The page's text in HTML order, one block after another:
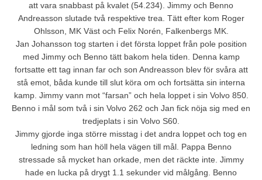
att vara snabbast på kvalet (54.234). Jimmy och Benno
Andreasson slutade två respektive trea. Tätt efter kom Roger
Ohlsson, MK Väst och Felix Norén, Falkenbergs MK.
Jan Johansson tog starten i det första loppet från pole position
med Jimmy och Benno tätt bakom hela tiden. Denna kamp
fortsatte ett tag innan far och son Andreasson blev för svåra att
stå emot, båda kunde till slut köra om och fortsätta sin interna
kamp. Jimmy vann mot “farsan” och hela loppet i sin Volvo 850.
Benno i mål som två i sin Volvo 262 och Jan fick nöja sig med en
tredjeplats i sin Volvo S60.
Jimmy gjorde inga större misstag i det andra loppet och tog en
ledning som han höll hela vägen till mål. Pappa Benno
stressade så mycket han orkade, men det räckte inte. Jimmy
hade en lucka på drygt 1.1 sekunder vid målgång. Benno